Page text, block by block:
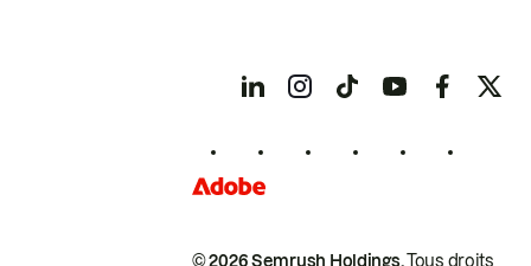
© 2026 Semrush Holdings.Tous droits